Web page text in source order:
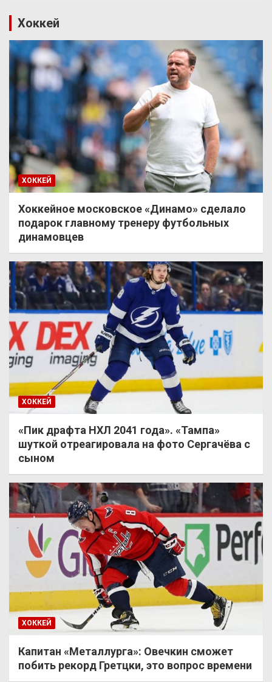
Хоккей
ХОККЕЙ
Хоккейное московское «Динамо» сделало
подарок главному тренеру футбольных
динамовцев
ХОККЕЙ
«Пик драфта НХЛ 2041 года». «Тампа»
шуткой отреагировала на фото Сергачёва с
сыном
ХОККЕЙ
Капитан «Металлурга»: Овечкин сможет
побить рекорд Гретцки, это вопрос времени